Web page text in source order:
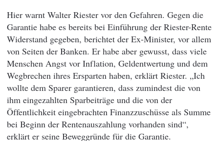
Hier warnt Walter Riester vor den Gefahren. Gegen die
Garantie habe es bereits bei Einführung der Riester-Rente
Widerstand gegeben, berichtet der Ex-Minister, vor allem
von Seiten der Banken. Er habe aber gewusst, dass viele
Menschen Angst vor Inflation, Geldentwertung und dem
Wegbrechen ihres Ersparten haben, erklärt Riester. „Ich
wollte dem Sparer garantieren, dass zumindest die von
ihm eingezahlten Sparbeiträge und die von der
Öffentlichkeit eingebrachten Finanzzuschüsse als Summe
bei Beginn der Rentenauszahlung vorhanden sind“,
erklärt er seine Beweggründe für die Garantie.